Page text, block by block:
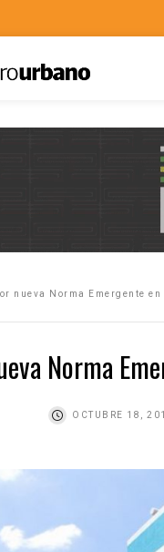
nueva Norma Emergente en
Norma
OCTUBRE 18,